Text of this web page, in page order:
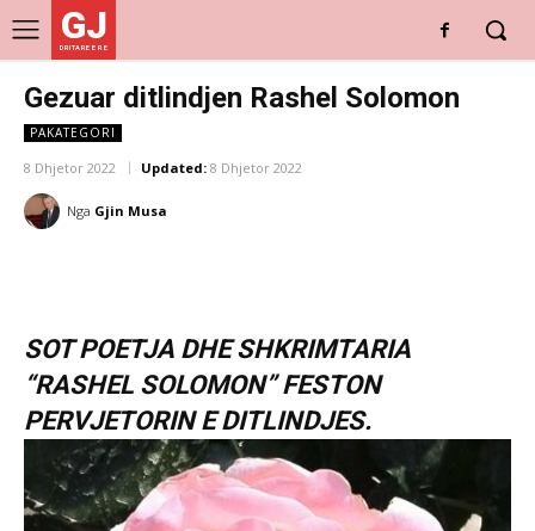
GJ
DRITARE E RE
Gezuar ditlindjen Rashel Solomon
PAKATEGORI
8 Dhjetor 2022 Updated: 8 Dhjetor 2022
Nga Gjin Musa
SOT POETJA DHE SHKRIMTARIA
“RASHEL SOLOMON” FESTON
PERVJETORIN E DITLINDJES.